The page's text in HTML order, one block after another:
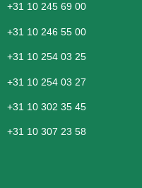
+31 10 245 69 00
+31 10 246 55 00
+31 10 254 03 25
+31 10 254 03 27
+31 10 302 35 45
+31 10 307 23 58